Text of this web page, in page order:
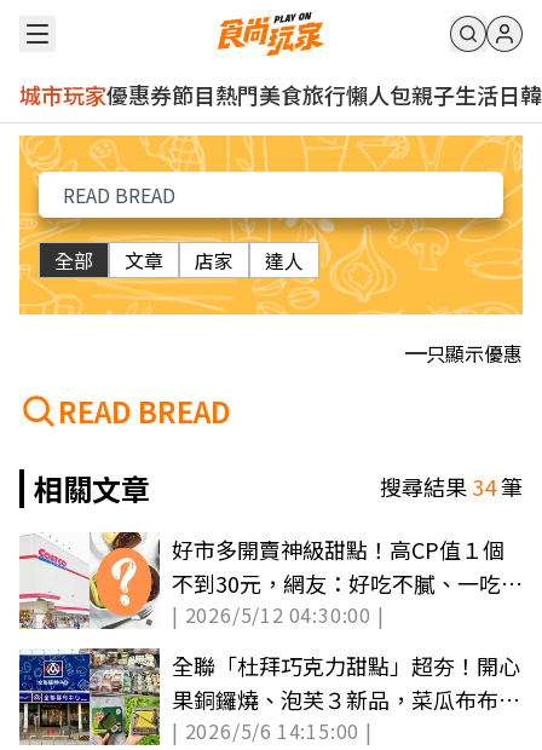
城市玩家優惠券節目熱門美食旅行懶人包親子生活日韓
全部 文章 店家 達人
只顯示優惠
READ BREAD
相關文章
搜尋結果34筆
好市多開賣神級甜點！高CP值１個
不到30元，網友：好吃不膩、一吃停
不下來
| 2026/5/12 04:30:00 |
全聯「杜拜巧克力甜點」超夯！開心
果銅鑼燒、泡芙３新品，菜瓜布布蕾
也要吃
| 2026/5/6 14:15:00 |